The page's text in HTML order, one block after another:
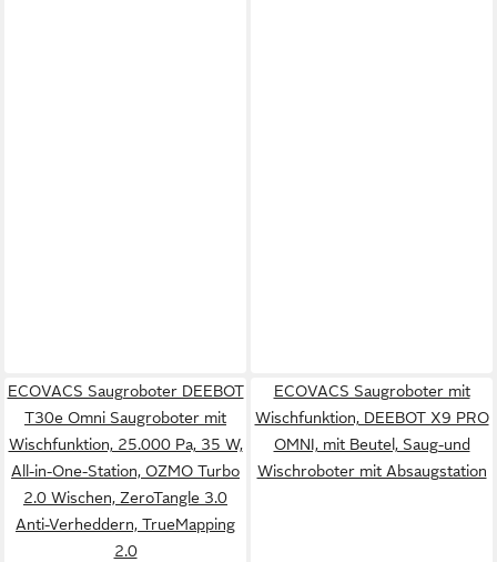
ECOVACS Saugroboter DEEBOT
T30e Omni Saugroboter mit
Wischfunktion, 25.000 Pa, 35 W,
All-in-One-Station, OZMO Turbo
2.0 Wischen, ZeroTangle 3.0
Anti-Verheddern, TrueMapping
2.0
ECOVACS Saugroboter mit
Wischfunktion, DEEBOT X9 PRO
OMNI, mit Beutel, Saug-und
Wischroboter mit Absaugstation